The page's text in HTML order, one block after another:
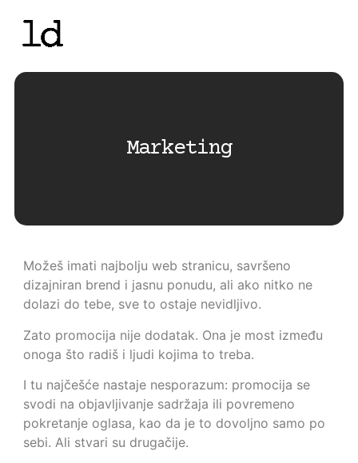
Marketing
Možeš imati najbolju web stranicu, savršeno
dizajniran brend i jasnu ponudu, ali ako nitko ne
dolazi do tebe, sve to ostaje nevidljivo.
Zato promocija nije dodatak. Ona je most između
onoga što radiš i ljudi kojima to treba.
I tu najčešće nastaje nesporazum: promocija se
svodi na objavljivanje sadržaja ili povremeno
pokretanje oglasa, kao da je to dovoljno samo po
sebi. Ali stvari su drugačije.